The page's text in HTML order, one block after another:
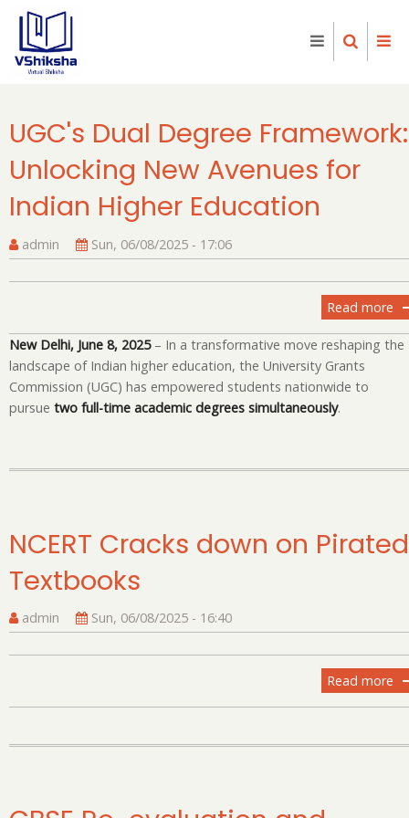
main
content
UGC's Dual Degree Framework:
Unlocking New Avenues for
Indian Higher Education
admin Sun, 06/08/2025 - 17:06
Read more
New Delhi, June 8, 2025– In a transformative move reshaping the
landscape of Indian higher education, the University Grants
Commission (UGC) has empowered students nationwide to
pursue two full-time academic degrees simultaneously.
NCERT Cracks down on Pirated
Textbooks
admin Sun, 06/08/2025 - 16:40
Read more